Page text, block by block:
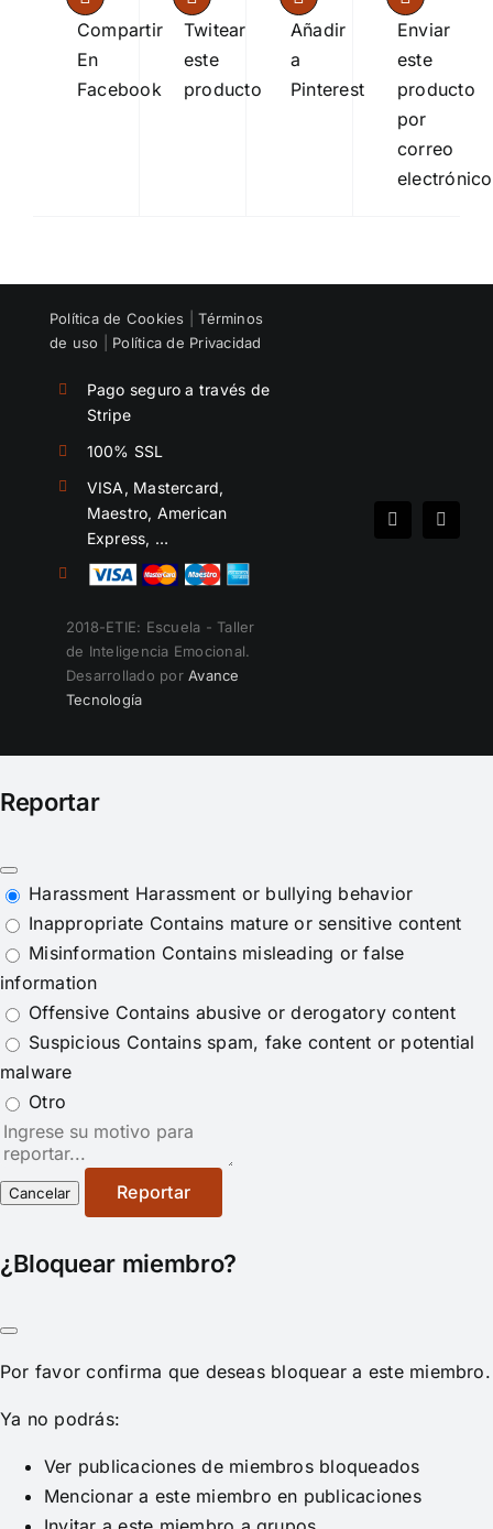
Compartir
En
Facebook
Twitear
este
producto
Añadir
a
Pinterest
Enviar
este
producto
por
correo
electrónico
Política de Cookies |Términos
de uso
Política de Privacidad
Pago seguro a través de
Stripe
100% SSL
VISA, Mastercard,
Maestro, American
Express, …
2018-ETIE: Escuela - Taller
de Inteligencia Emocional.
Desarrollado porAvance
Tecnología
Spotify
Reportar
Harassment Harassment or bullying behavior
Inappropriate Contains mature or sensitive content
Misinformation Contains misleading or false
information
Offensive Contains abusive or derogatory content
Suspicious Contains spam, fake content or potential
malware
Otro
Nota
del
reporte
Reportar
¿Bloquear miembro?
Por favor confirma que deseas bloquear a este miembro.
Ya no podrás:
Ver publicaciones de miembros bloqueados
Mencionar a este miembro en publicaciones